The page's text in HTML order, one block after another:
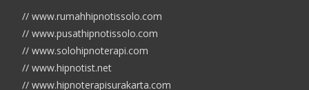
// www.rumahhipnotissolo.com
// www.pusathipnotissolo.com
// www.solohipnoterapi.com
// www.hipnotist.net
// www.hipnoterapisurakarta.com